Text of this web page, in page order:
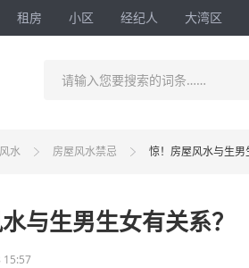
租房 小区 经纪人 大湾区
请输入您要搜索的词条……
水 房屋风水禁忌 惊！房屋风水与生
与生男生女有关系？
15:57